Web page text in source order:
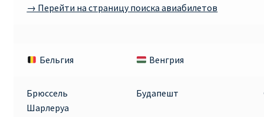
→ Перейти на страницу поиска авиабилетов
Бельгия Венгрия
Брюссель
Шарлеруа
Будапешт